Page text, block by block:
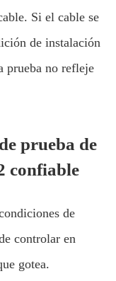
Si el cable se
de instalación
prueba no refleje
prueba de
confiable
de
controlar en
gotea.